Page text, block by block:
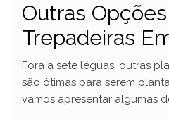
Outras
Trepadeiras
Fora a sete léguas, outras
são ótimas para serem
vamos apresentar algumas